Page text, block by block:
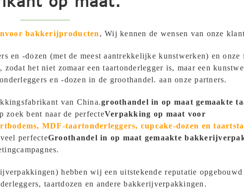
voor bakkerijproducten , Wij kennen de wensen van onze
en -dozen (met de meest aantrekkelijke kunstwerken) en onze
het niet zomaar een taartonderlegger is, maar een
en -dozen in de groothandel. aan onze partners.
van China.groothandel in op maat gemaakte
zoek bent naar de perfecteVerpakking op maat voor
MDF-taartonderleggers, cupcake-dozen en
perfecteGroothandel in op maat gemaakte
hebben wij een uitstekende reputatie
taartdozen en andere bakkerijverpakkingen.